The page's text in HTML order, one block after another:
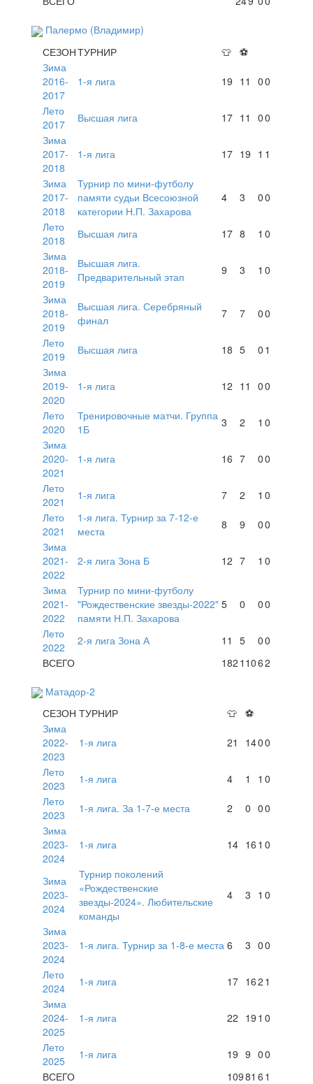
Палермо (Владимир)
СЕЗОНТУРНИР 👕 ⚽
Зима
2016-
2017
1-я лига 19 11 00
Лето
2017
Высшая лига 17 11 00
Зима
2017-
2018
1-я лига 17 19 1 1
Зима
2017-
2018
Турнир по мини-футболу
памяти судьи Всесоюзной
категории Н.П. Захарова
4 3 00
Лето
2018
Высшая лига 17 8 1 0
Зима
2018-
2019
Высшая лига.
Предварительный этап
9 3 1 0
Зима
2018-
2019
Высшая лига. Серебряный
финал
7 7 00
Лето
2019
Высшая лига 18 5 0 1
Зима
2019-
2020
1-я лига 12 11 00
Лето
2020
Тренировочные матчи. Группа
1Б
3 2 1 0
Зима
2020-
2021
1-я лига 16 7 00
Лето
2021
1-я лига 7 2 1 0
Лето
2021
1-я лига. Турнир за 7-12-е
места
8 9 00
Зима
2021-
2022
2-я лига Зона Б 12 7 1 0
Зима
2021-
2022
Турнир по мини-футболу
"Рождественские звезды-2022"
памяти Н.П. Захарова
5 0 00
Лето
2022
2-я лига Зона А 11 5 00
ВСЕГО
182 11062
Матадор-2
СЕЗОН ТУРНИР 👕 ⚽
Зима
2022-
2023
1-я лига 21 1400
Лето
2023
1-я лига 4 1 1 0
Лето
2023
1-я лига. За 1-7-е места 2 0 00
Зима
2023-
2024
1-я лига 14 16 1 0
Зима
2023-
2024
Турнир поколений
«Рождественские
звезды-2024». Любительские
команды
4 3 1 0
Зима
2023-
2024
1-я лига. Турнир за 1-8-е места 6 3 00
Лето
2024
1-я лига 17 162 1
Зима
2024-
2025
1-я лига 22 19 1 0
Лето
2025
1-я лига 19 9 00
ВСЕГО
10981 6 1